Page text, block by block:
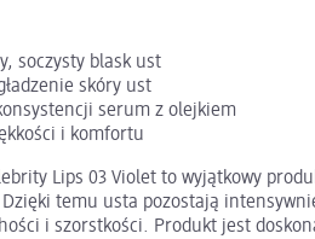
soczysty blask ust
skóry ust
serum z olejkiem
i komfortu
Lips 03 Violet to wyjątkowy
temu usta pozostają
i szorstkości. Produkt jest